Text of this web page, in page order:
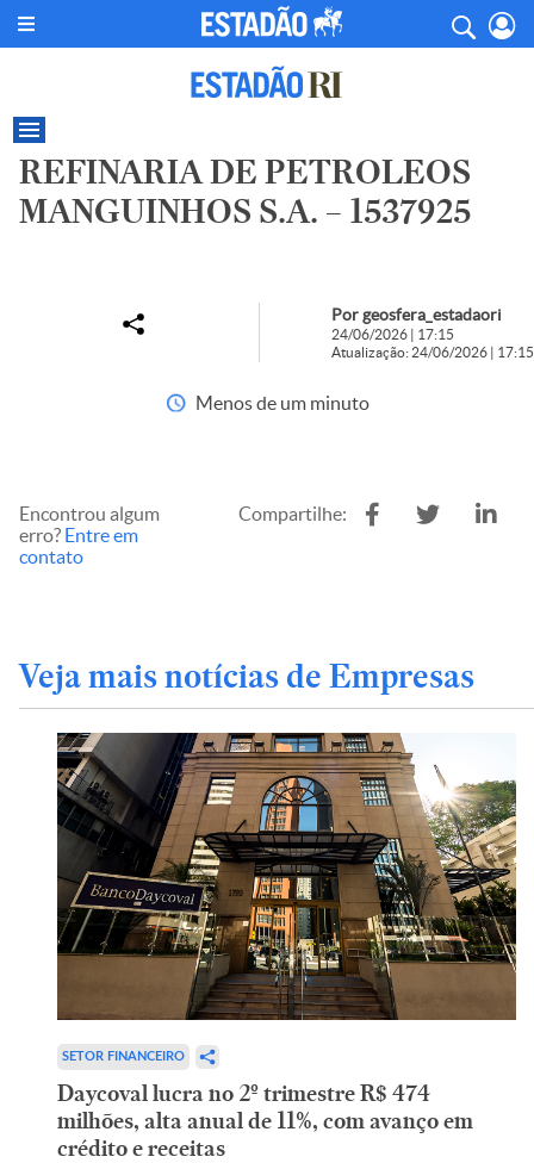
REFINARIA DE PETROLEOS
MANGUINHOS S.A. – 1537925
Por geosfera_estadaori
24/06/2026 | 17:15
Atualização: 24/06/2026 | 17:15
Menos de um minuto
Encontrou algum
erro? Entre em
contato
Compartilhe:
Veja mais notícias de Empresas
SETOR FINANCEIRO
Daycoval lucra no 2º trimestre R$ 474
milhões, alta anual de 11%, com avanço em
crédito e receitas